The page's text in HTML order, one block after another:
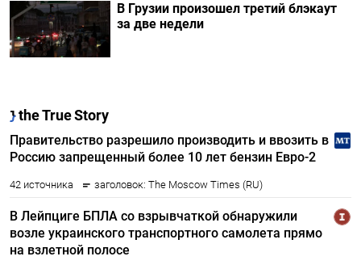
В Грузии произошел третий блэкаут
за две недели